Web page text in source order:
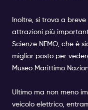
Inoltre, si trova a
attrazioni più
Scienze NEMO, che è
miglior posto per
Museo Marittimo
Ultimo ma non meno
veicolo elettrico,